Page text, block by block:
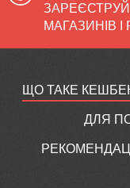
МАГАЗИНІВ
ЩО ТАКЕ
ДЛЯ